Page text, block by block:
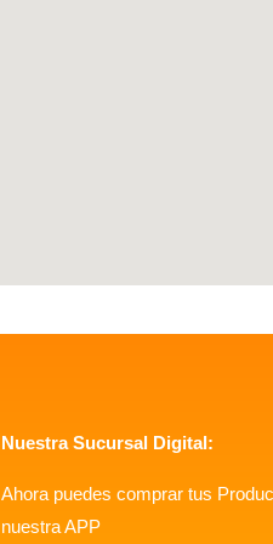
Nuestra Sucursal Digital:
Ahora puedes comprar tus
nuestra APP